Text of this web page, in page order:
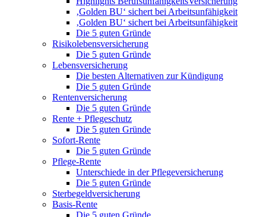
‚Golden BU‘ sichert bei Arbeitsunfähigkeit
‚Golden BU‘ sichert bei Arbeitsunfähigkeit
Die 5 guten Gründe
Risikolebensversicherung
Die 5 guten Gründe
Lebensversicherung
Die besten Alternativen zur Kündigung
Die 5 guten Gründe
Rentenversicherung
Die 5 guten Gründe
Rente + Pflegeschutz
Die 5 guten Gründe
Sofort-Rente
Die 5 guten Gründe
Pflege-Rente
Unterschiede in der Pflegeversicherung
Die 5 guten Gründe
Sterbegeldversicherung
Basis-Rente
Die 5 guten Gründe